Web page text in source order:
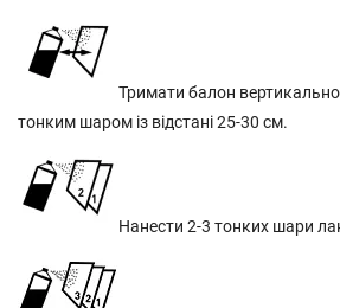
Тримати балон
тонким шаром із відстані 25-30 см.
Нанести 2-3 тонких шари